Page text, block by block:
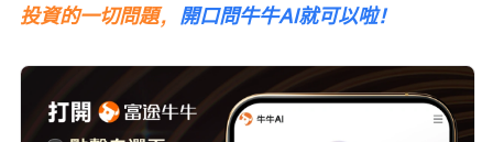
投資的一切問題， 開口問牛牛AI就可以啦！